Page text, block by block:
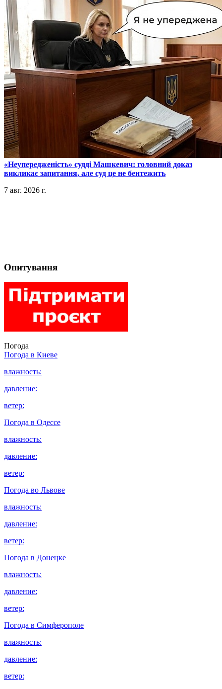
​«Неупередженість» судді Машкевич: головний доказ
викликає запитання, але суд це не бентежить
7 авг. 2026 г.
Опитування
Погода
Погода в Киеве
влажность:
давление:
ветер:
Погода в Одессе
влажность:
давление:
ветер:
Погода во Львове
влажность:
давление:
ветер:
Погода в Донецке
влажность:
давление:
ветер:
Погода в Симферополе
влажность:
давление:
ветер: